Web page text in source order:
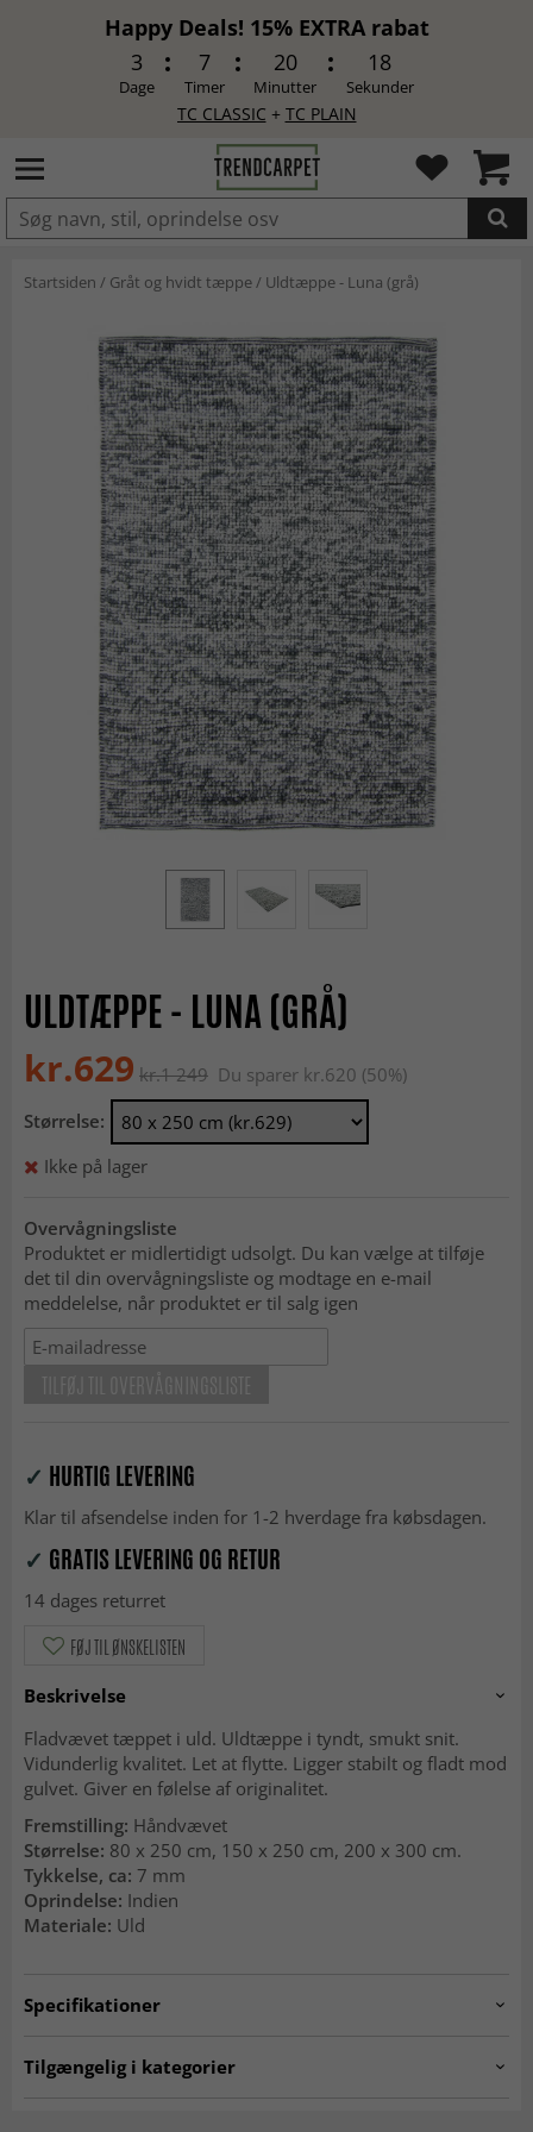
Happy Deals! 15% EXTRA rabat
3
Dage
7
Timer
20
Minutter
18
Sekunder
TC CLASSIC + TC PLAIN
LAGT I INDKØBSKURVEN.
Startsiden / Gråt og hvidt tæppe/ Uldtæppe - Luna (grå)
ULDTÆPPE - LUNA (GRÅ)
kr.629 kr.1 249 Du sparer kr.620 (50%)
Størrelse:
Ikke på lager
Overvågningsliste
Produktet er midlertidigt udsolgt. Du kan vælge at tilføje
det til din overvågningsliste og modtage en e-mail
meddelelse, når produktet er til salg igen
✓ HURTIG LEVERING
Klar til afsendelse inden for 1-2 hverdage fra købsdagen.
✓ GRATIS LEVERING OG RETUR
14 dages returret
FØJ TIL ØNSKELISTEN
Beskrivelse
Fladvævet tæppet i uld. Uldtæppe i tyndt, smukt snit.
Vidunderlig kvalitet. Let at flytte. Ligger stabilt og fladt mod
gulvet. Giver en følelse af originalitet.
Fremstilling: Håndvævet
Størrelse: 80 x 250 cm, 150 x 250 cm, 200 x 300 cm.
Tykkelse, ca: 7 mm
Oprindelse: Indien
Materiale: Uld
Specifikationer
Tilgængelig i kategorier